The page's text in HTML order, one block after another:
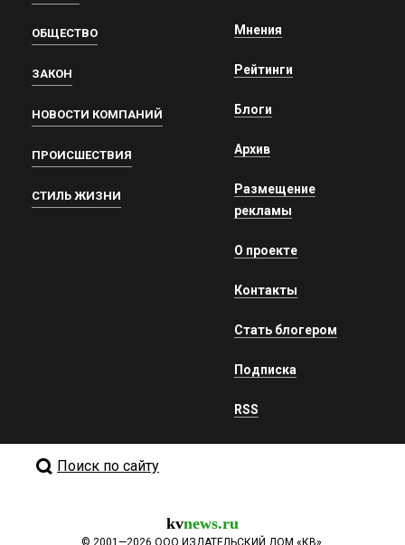
ОБЩЕСТВО
ЗАКОН
НОВОСТИ КОМПАНИЙ
ПРОИСШЕСТВИЯ
СТИЛЬ ЖИЗНИ
Мнения
Рейтинги
Блоги
Архив
Размещение
рекламы
О проекте
Контакты
Стать блогером
Подписка
RSS
Поиск по сайту
kvnews.ru
© 2001—2026 ООО ИЗДАТЕЛЬСКИЙ ДОМ «КВ».